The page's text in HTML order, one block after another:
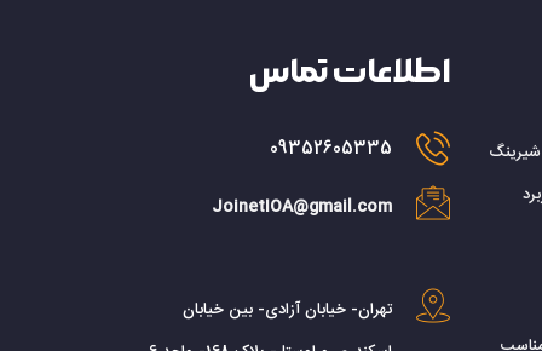
اطلاعات تماس
09352605335
JoinetIOA@gmail.com
تهران- خیابان آزادی- بین خیابان